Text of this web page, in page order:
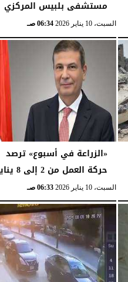
مستشفى بلبيس المركزي
السبت، 10 يناير 2026 06:34 صـ
«الزراعة في أسبوع» ترصد
حركة العمل من 2 إلى 8 يناير
السبت، 10 يناير 2026 06:33 صـ